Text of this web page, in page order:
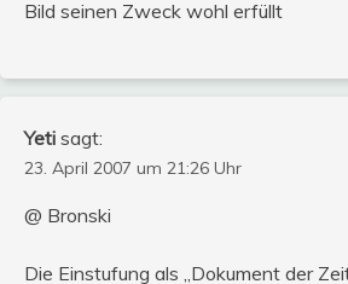
Bild seinen Zweck wohl erfüllt
Yeti sagt:
23. April 2007 um 21:26 Uhr
@ Bronski
Die Einstufung als „Dokument der